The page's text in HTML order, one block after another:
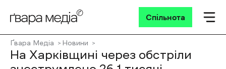
Спільнота
Ґвара Медіа Новини
На Харківщині через обстріли